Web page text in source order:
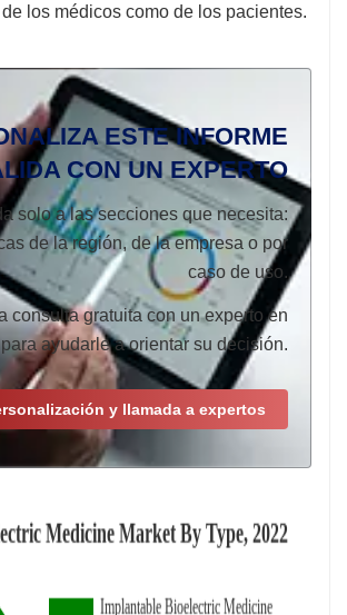
los médicos como de los pacientes.
ESTE INFORME
CON UN EXPERTO
solo a las secciones que necesita:
de la región, de la empresa o por
caso de uso.
consulta gratuita con un experto en
ayudarle a orientar su decisión.
y llamada a expertos